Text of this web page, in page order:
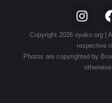
Copyright 2026 oyako.org |
respective
Photos are copyrighted by